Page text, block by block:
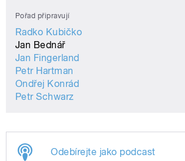
Pořad připravují
Radko Kubičko
Jan Bednář
Jan Fingerland
Petr Hartman
Ondřej Konrád
Petr Schwarz
Odebírejte jako podcast